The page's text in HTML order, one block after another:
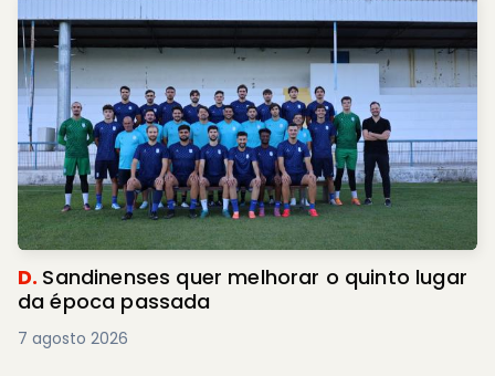
D. Sandinenses quer melhorar o quinto lugar
da época passada
7 agosto 2026